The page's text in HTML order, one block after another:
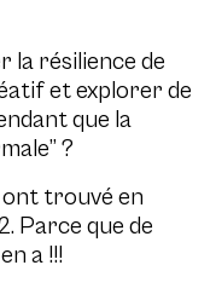
la résilience de
et explorer de
que la
?
ont trouvé en
Parce que de
a !!!